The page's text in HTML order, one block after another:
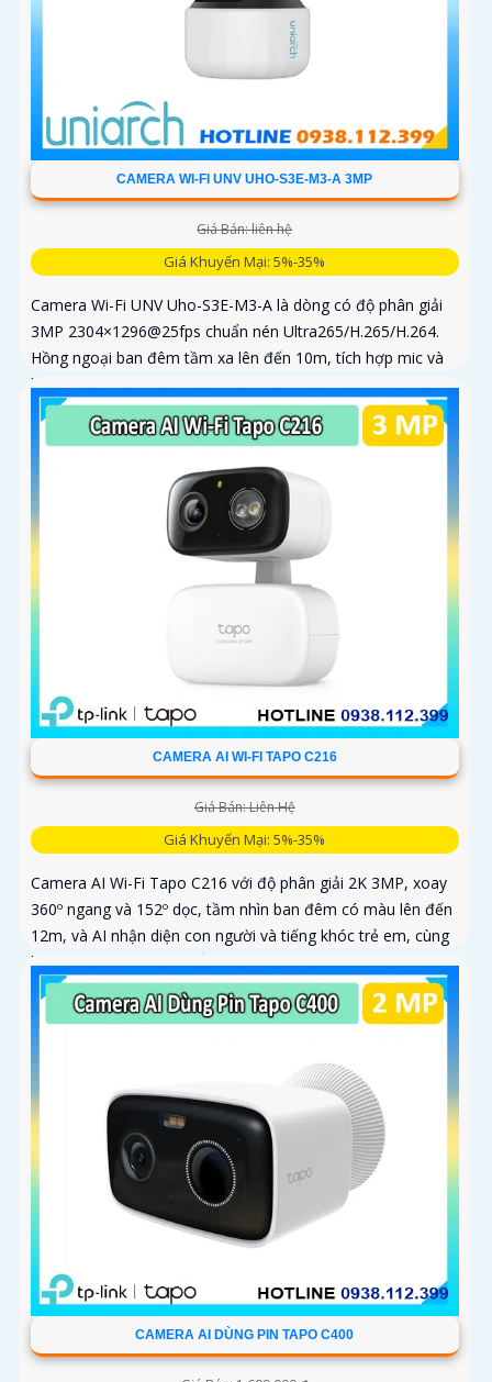
CAMERA WI-FI UNV UHO-S3E-M3-A 3MP
Giá Bán: liên hệ
Giá Khuyến Mại: 5%-35%
Camera Wi-Fi UNV Uho-S3E-M3-A là dòng có độ phân giải
3MP 2304×1296@25fps chuẩn nén Ultra265/H.265/H.264.
Hồng ngoại ban đêm tầm xa lên đến 10m, tích hợp mic và
loa trong phạm vi 3m
CAMERA AI WI-FI TAPO C216
Giá Bán: Liên Hệ
Giá Khuyến Mại: 5%-35%
Camera AI Wi-Fi Tapo C216 với độ phân giải 2K 3MP, xoay
360º ngang và 152º dọc, tầm nhìn ban đêm có màu lên đến
12m, và AI nhận diện con người và tiếng khóc trẻ em, cùng
khả năng theo dõi chuyển động tự động
CAMERA AI DÙNG PIN TAPO C400